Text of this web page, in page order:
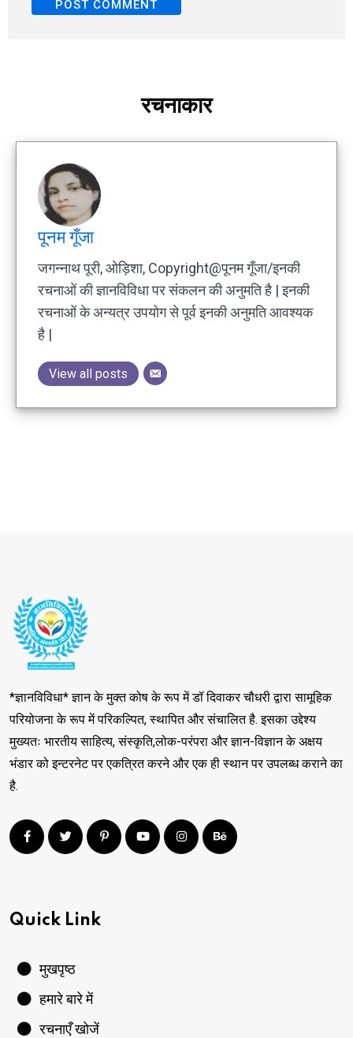
रचनाकार
पूनम गूँजा
जगन्नाथ पूरी, ओड़िशा, Copyright@पूनम गूँजा/इनकी
रचनाओं की ज्ञानविविधा पर संकलन की अनुमति है | इनकी
रचनाओं के अन्यत्र उपयोग से पूर्व इनकी अनुमति आवश्यक
है |
View all posts
*ज्ञानविविधा* ज्ञान के मुक्त कोष के रूप में डॉ दिवाकर चौधरी द्वारा सामूहिक
परियोजना के रूप में परिकल्पित, स्थापित और संचालित है. इसका उद्देश्य
मुख्यतः भारतीय साहित्य, संस्कृति,लोक-परंपरा और ज्ञान-विज्ञान के अक्षय
भंडार को इन्टरनेट पर एकत्रित करने और एक ही स्थान पर उपलब्ध कराने का
है.
Quick Link
मुखपृष्ठ
हमारे बारे में
रचनाएँ खोजें